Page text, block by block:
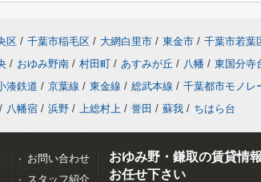
区 / 千葉市稲毛区 / 大網白里市 / 東金市 / 千葉市若葉
/ おゆみ野南 / 村田町 / あすみが丘 / 八幡 / 東国分寺
湊鉄道 / 京葉線 / 東金線 / 総武本線 / 千葉都市モノレ
/ 八幡宿 / 浜野 / 上総村上 / 誉田 / 蘇我 / ちはら台
お問い合わせ
スタッフ紹介
おゆみ野・鎌取の賃貸情
お任せ下さい